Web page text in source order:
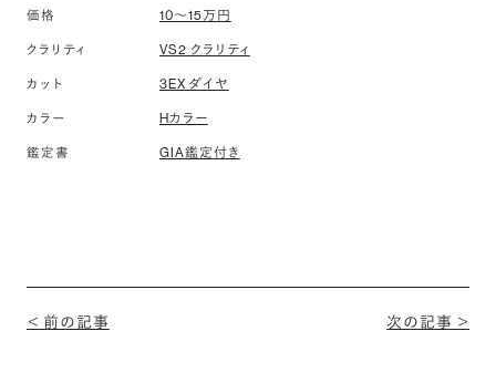
価格 10〜15万円
クラリティ VS2 クラリティ
カット 3EX ダイヤ
カラー Hカラー
鑑定書 GIA鑑定付き
＜ 前の記事 次の記事 ＞